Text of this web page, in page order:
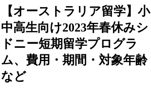
【オーストラリア留学】小
中高生向け2023年春休みシ
ドニー短期留学プログラ
ム、費用・期間・対象年齢
など